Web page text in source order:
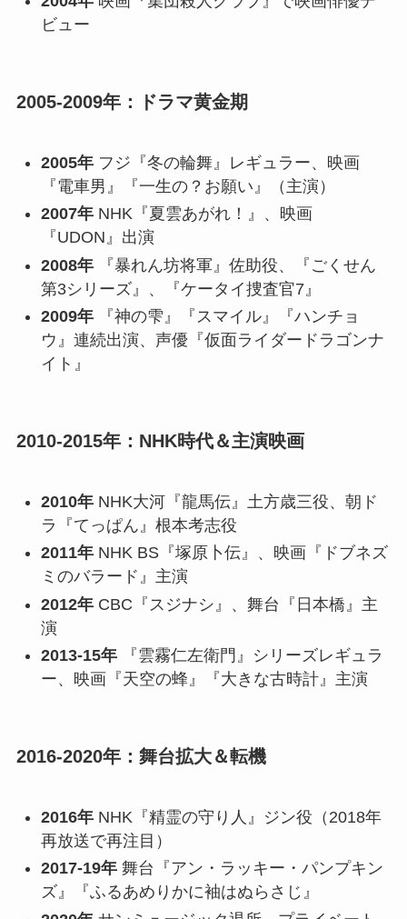
ビュー
2005-2009年：ドラマ黄金期
2005年フジ『冬の輪舞』レギュラー、映画
『電車男』『一生の？お願い』（主演）
2007年NHK『夏雲あがれ！』、映画
『UDON』出演
2008年『暴れん坊将軍』佐助役、『ごくせん
第3シリーズ』、『ケータイ捜査官7』
2009年『神の雫』『スマイル』『ハンチョ
ウ』連続出演、声優『仮面ライダードラゴンナ
イト』
2010-2015年：NHK時代＆主演映画
2010年NHK大河『龍馬伝』土方歳三役、朝ド
ラ『てっぱん』根本考志役
2011年NHK BS『塚原卜伝』、映画『ドブネズ
ミのバラード』主演
2012年CBC『スジナシ』、舞台『日本橋』主
演
2013-15年『雲霧仁左衛門』シリーズレギュラ
ー、映画『天空の蜂』『大きな古時計』主演
2016-2020年：舞台拡大＆転機
2016年NHK『精霊の守り人』ジン役（2018年
再放送で再注目）
2017-19年舞台『アン・ラッキー・パンプキン
ズ』『ふるあめりかに袖はぬらさじ』